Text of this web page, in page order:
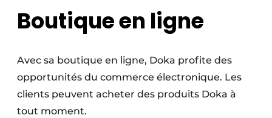
Boutique en ligne
Avec sa boutique en ligne, Doka profite des
oppor­tunités du commerce électronique. Les
clients peuvent acheter des produits Doka à
tout moment.